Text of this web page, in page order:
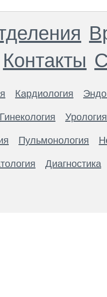
Контакты
Кардиология
Гинекология Урология
Пульмонология
Диагностика